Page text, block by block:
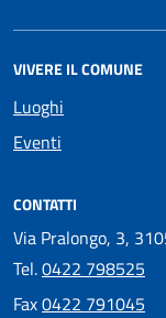
VIVERE IL COMUNE
Luoghi
Eventi
CONTATTI
Via Pralongo, 3,
Tel.0422 798525
Fax0422 791045